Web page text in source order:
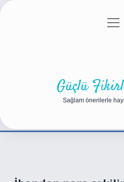
Gizlilik
Güçlü
Sağlam önerilerle